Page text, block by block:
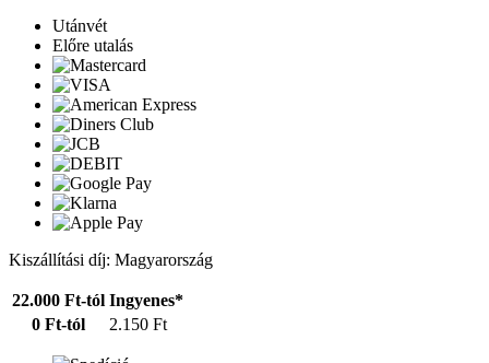
Utánvét
Előre utalás
Kiszállítási díj: Magyarország
22.000 Ft-tól Ingyenes*
0 Ft-tól
2.150 Ft